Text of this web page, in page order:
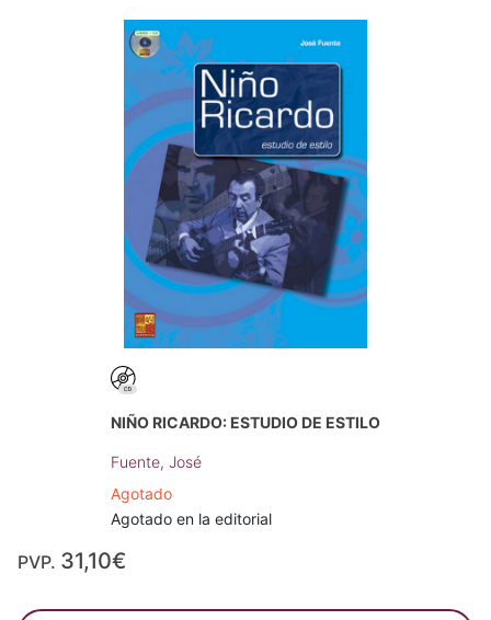
NIÑO RICARDO: ESTUDIO DE ESTILO
Fuente, José
Agotado
Agotado en la editorial
PVP. 31,10€